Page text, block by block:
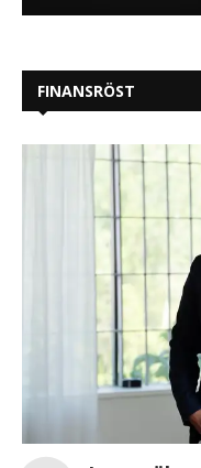
FINANSRÖST